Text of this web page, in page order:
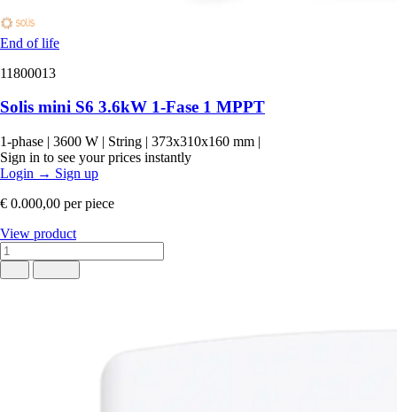
End of life
11800013
Solis mini S6 3.6kW 1-Fase 1 MPPT
1-phase | 3600 W | String | 373x310x160 mm |
Sign in to see your prices instantly
Login → Sign up
€ 0.000,00 per piece
View product